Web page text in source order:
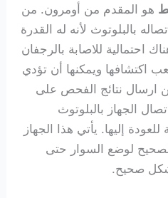
هو المقدم من أومرون. من
بالبلوتوث لأنه له القدرة
احتمالية للاصابة بالرجفان
اكتشافها ويمكنها أن تؤدي
ارسال نتائج الفحص على
الجهاز بالبلوتوث
للعودة إليها. يأتي هذا الجهاز
لوضع السوار حتى
صحيح.